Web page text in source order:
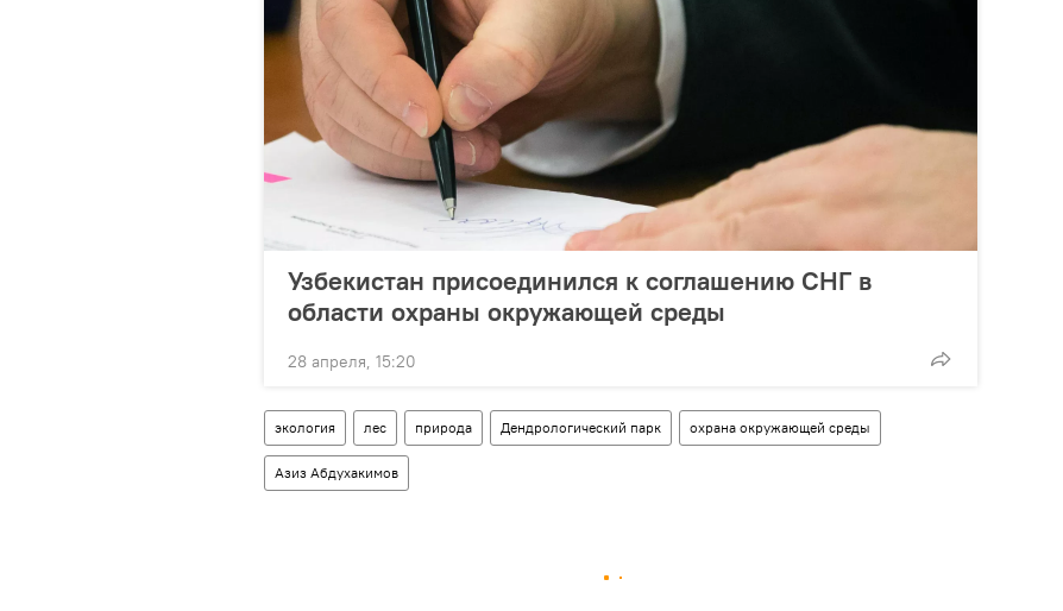
Узбекистан присоединился к соглашению СНГ в
области охраны окружающей среды
28 апреля, 15:20
экология лес природа Дендрологический парк охрана окружающей среды
Азиз Абдухакимов